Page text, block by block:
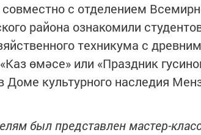
с отделением
района ознакомили
техникума с
өмәсе» или «Праздник
Доме культурного наследия
был представлен мастер-